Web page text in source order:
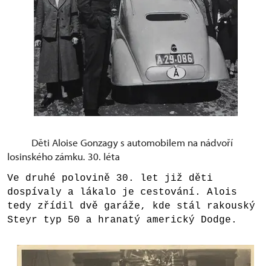
Děti Aloise Gonzagy s automobilem na nádvoří
losinského zámku. 30. léta
Ve druhé polovině 30. let již děti
dospívaly a lákalo je cestování. Alois
tedy zřídil dvě garáže, kde stál rakouský
Steyr typ 50 a hranatý americký Dodge.